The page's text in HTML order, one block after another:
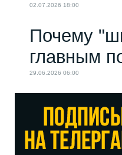
02.07.2026 18:00
Почему
главным
29.06.2026 06:00